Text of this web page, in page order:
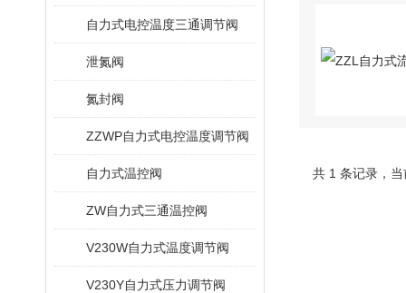
自力式电控温度三通调节阀
泄氮阀
氮封阀
ZZWP自力式电控温度调节阀
自力式温控阀
ZW自力式三通温控阀
V230W自力式温度调节阀
V230Y自力式压力调节阀
共 1 条记录，